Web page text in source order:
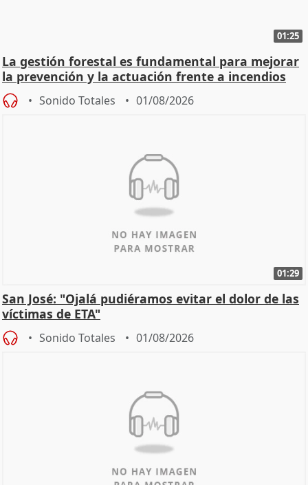
01:25
La gestión forestal es fundamental para mejorar
la prevención y la actuación frente a incendios
Sonido Totales 01/08/2026
01:29
San José: "Ojalá pudiéramos evitar el dolor de las
víctimas de ETA"
Sonido Totales 01/08/2026